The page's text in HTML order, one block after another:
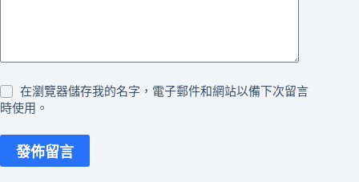
在瀏覽器儲存我的名字，電子郵件和網站以備下次留言
時使用。
發佈留言